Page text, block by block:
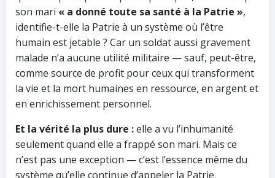
son mari « a donné toute sa santé à la Patrie »,
identifie-t-elle la Patrie à un système où l’être
humain est jetable ? Car un soldat aussi gravement
malade n’a aucune utilité militaire — sauf, peut-être,
comme source de profit pour ceux qui transforment
la vie et la mort humaines en ressource, en argent et
en enrichissement personnel.
Et la vérité la plus dure :elle a vu l’inhumanité
seulement quand elle a frappé son mari. Mais ce
n’est pas une exception — c’est l’essence même du
système qu’elle continue d’appeler la Patrie.